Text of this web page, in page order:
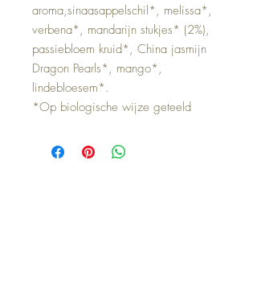
aroma,sinaasappelschil*, melissa*,
verbena*, mandarijn stukjes* (2%),
passiebloem kruid*, China jasmijn
Dragon Pearls*, mango*,
lindebloesem*.
*Op biologische wijze geteeld